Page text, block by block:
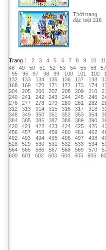
Thời trang
đặc biệt 216
Trang 1 2 3 4 5 6 7 8 9 10 11
48
49 50 51 52 53 54 55 56 57
95
96 97 98 99 100 101 102
132
133 134 135 136 137 138
168
169 170 171 172 173 174
204
205 206 207 208 209 210
240
241 242 243 244 245 246
276
277 278 279 280 281 282
312
313 314 315 316 317 318
348
349 350 351 352 353 354
384
385 386 387 388 389 390
420
421 422 423 424 425 426
456
457 458 459 460 461 462
492
493 494 495 496 497 498
528
529 530 531 532 533 534
564
565 566 567 568 569 570
600
601 602 603 604 605 606